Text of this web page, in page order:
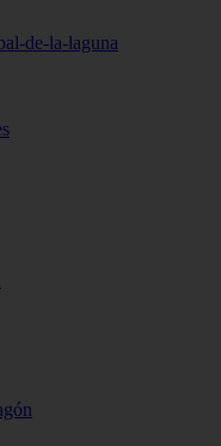
de-la-laguna